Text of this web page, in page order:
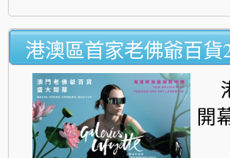
港澳區首家老佛爺百貨
開